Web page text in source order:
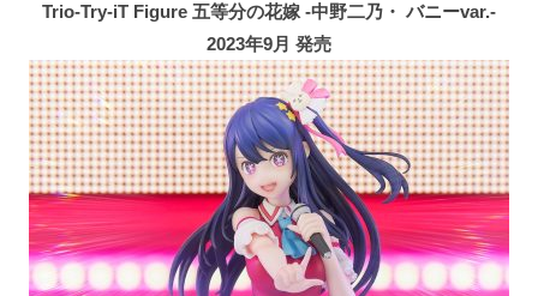
Trio-Try-iT Figure 五等分の花嫁 -中野二乃・ バニーvar.-
2023年9月 発売